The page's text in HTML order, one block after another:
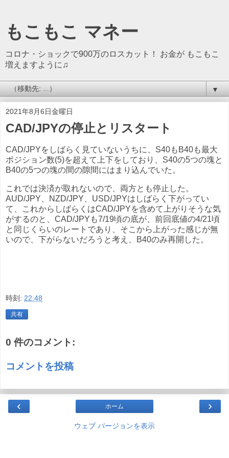
もこもこ マネー
コロナ・ショックで900万のロスカット！ お金が もこもこ
増えますように♫
▼
2021年8月6日金曜日
CAD/JPYの停止とリスタート
CAD/JPYをしばらく見ていないうちに、S40もB40も最大
ポジション数(5)を超えて上下をしており、S40の5つの塊と
B40の5つの塊の間の隙間にはまり込んでいた。
これでは決済が取れないので、両方とも停止した。
AUD/JPY、NZD/JPY、USD/JPYはしばらく下がってい
て、これからしばらくはCAD/JPYを含めて上がりそうな気
がするのと、CAD/JPYも7/19頃の底が、前回底値の4/21頃
と同じくらいのレートであり、そこから上がった感じが無
いので、下がらないだろうと考え、B40のみ再開した。
時刻: 22:48
共有
0 件のコメント:
コメントを投稿
‹ ›
ホーム
ウェブ バージョンを表示